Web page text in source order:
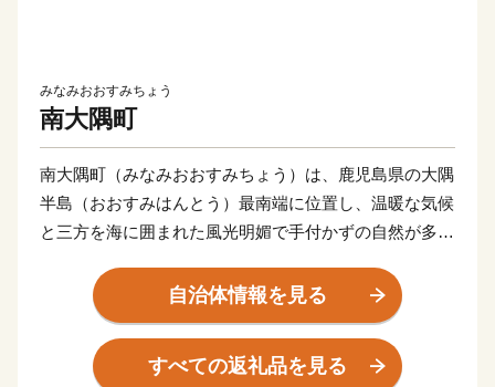
みなみおおすみちょう
南大隅町
南大隅町（みなみおおすみちょう）は、鹿児島県の大隅
半島（おおすみはんとう）最南端に位置し、温暖な気候
と三方を海に囲まれた風光明媚で手付かずの自然が多く
佐多岬（さたみさき）の近くを北緯31度線が通過してお
り、エジプトのカイロ、インドのニューデリー、中国の
上海等と同緯度上にあります。
自治体情報を見る
すべての返礼品を見る